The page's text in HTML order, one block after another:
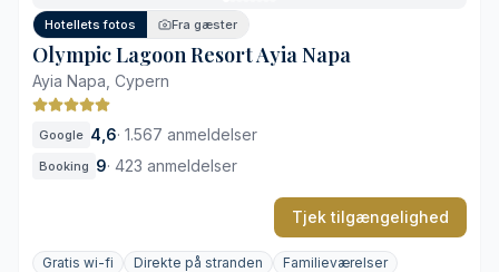
Hotellets fotos Fra gæster
Olympic Lagoon Resort Ayia Napa
Ayia Napa, Cypern
Google 4,6· 1.567 anmeldelser
Booking 9· 423 anmeldelser
Tjek tilgængelighed
Gratis wi-fi Direkte på stranden
Familieværelser